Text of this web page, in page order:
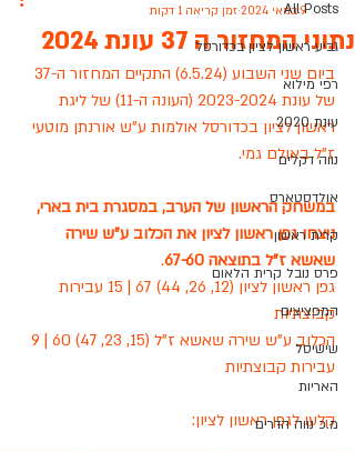
All Posts
גביע ראשון לציון בכדורסל
רפי מילוא
עונת 2020
נווה דקלים
אולדסטארס
קרית ראשון
פרס נובל קרית הלאום
המפציצים
שישיסל
האריות
מ.כ נווה הדרים
נתוני המחזור ה 37 עונת 2024
9 במאי 2024
זמן קריאה 1 דקות
של עונת 2023-2024 (העונה ה-11) של ליגת
ראשון לציון בכדורסל אולמות ע"ש אורנתן מוטעי
ז"ל באולם גמי.
במשחק הראשון של הערב, במסגרת בית בארי,
ניצחו גפן ראשון לציון את הכלוב ע"ש שירה
שאשא ז"ל בתוצאה 67-60
.
גפן ראשון לציון (12, 26, 44) 67 | 15 עבירות
קבוצתיות
עבירות קבוצתיות
קלעו לגפן ראשון לציון: